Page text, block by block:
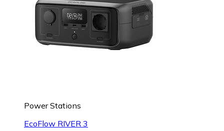
Power Stations
EcoFlow RIVER 3